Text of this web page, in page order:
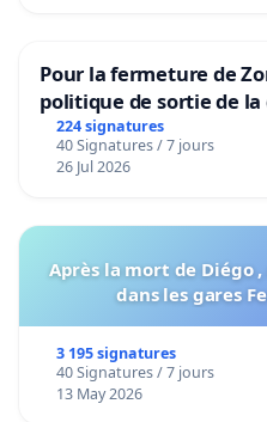
Pour la fermeture de
politique de sortie de la
224 signatures
40 Signatures / 7 jours
26 Jul 2026
Après la mort de Diégo
dans les gares
3 195 signatures
40 Signatures / 7 jours
13 May 2026